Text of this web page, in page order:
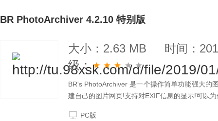
BR PhotoArchiver 4.2.10 特别版
大小：2.63 MB
时间：
级：
BR's PhotoArchiver 是一个操作简单功能强大的
建自己的图片网页!支持对EXIF信息的显示!可以
PC版